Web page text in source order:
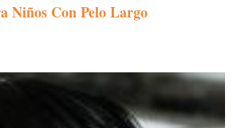
Niños Con Pelo Largo